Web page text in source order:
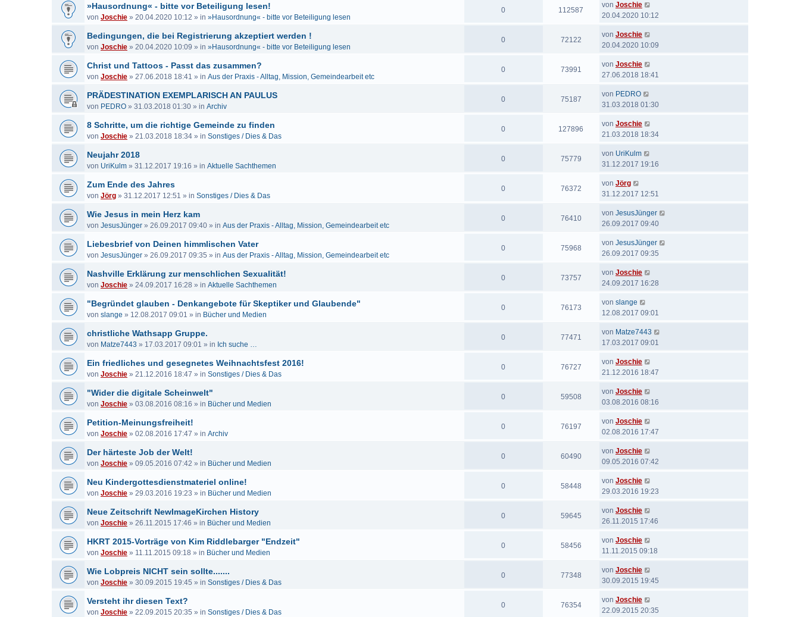
»Hausordnung« - bitte vor Beteiligung lesen!
von Joschie » 20.04.2020 10:12 » in »Hausordnung« - bitte vor Beteiligung lesen
0 112587
von Joschie
20.04.2020 10:12
Bedingungen, die bei Registrierung akzeptiert werden !
von Joschie » 20.04.2020 10:09 » in »Hausordnung« - bitte vor Beteiligung lesen
0 72122
von Joschie
20.04.2020 10:09
Christ und Tattoos - Passt das zusammen?
von Joschie » 27.06.2018 18:41 » in Aus der Praxis - Alltag, Mission, Gemeindearbeit etc
0 73991
von Joschie
27.06.2018 18:41
PRÄDESTINATION EXEMPLARISCH AN PAULUS
von PEDRO » 31.03.2018 01:30 » in Archiv
0 75187
von PEDRO
31.03.2018 01:30
8 Schritte, um die richtige Gemeinde zu finden
von Joschie » 21.03.2018 18:34 » in Sonstiges / Dies & Das
0 127896
von Joschie
21.03.2018 18:34
Neujahr 2018
von UriKulm » 31.12.2017 19:16 » in Aktuelle Sachthemen
0 75779
von UriKulm
31.12.2017 19:16
Zum Ende des Jahres
von Jörg » 31.12.2017 12:51 » in Sonstiges / Dies & Das
0 76372
von Jörg
31.12.2017 12:51
Wie Jesus in mein Herz kam
von JesusJünger » 26.09.2017 09:40 » in Aus der Praxis - Alltag, Mission, Gemeindearbeit etc
0 76410
von JesusJünger
26.09.2017 09:40
Liebesbrief von Deinen himmlischen Vater
von JesusJünger » 26.09.2017 09:35 » in Aus der Praxis - Alltag, Mission, Gemeindearbeit etc
0 75968
von JesusJünger
26.09.2017 09:35
Nashville Erklärung zur menschlichen Sexualität!
von Joschie » 24.09.2017 16:28 » in Aktuelle Sachthemen
0 73757
von Joschie
24.09.2017 16:28
"Begründet glauben - Denkangebote für Skeptiker und Glaubende"
von slange » 12.08.2017 09:01 » in Bücher und Medien
0 76173
von slange
12.08.2017 09:01
christliche Wathsapp Gruppe.
von Matze7443 » 17.03.2017 09:01 » in Ich suche …
0 77471
von Matze7443
17.03.2017 09:01
Ein friedliches und gesegnetes Weihnachtsfest 2016!
von Joschie » 21.12.2016 18:47 » in Sonstiges / Dies & Das
0 76727
von Joschie
21.12.2016 18:47
"Wider die digitale Scheinwelt"
von Joschie » 03.08.2016 08:16 » in Bücher und Medien
0 59508
von Joschie
03.08.2016 08:16
Petition-Meinungsfreiheit!
von Joschie » 02.08.2016 17:47 » in Archiv
0 76197
von Joschie
02.08.2016 17:47
Der härteste Job der Welt!
von Joschie » 09.05.2016 07:42 » in Bücher und Medien
0 60490
von Joschie
09.05.2016 07:42
Neu Kindergottesdienstmateriel online!
von Joschie » 29.03.2016 19:23 » in Bücher und Medien
0 58448
von Joschie
29.03.2016 19:23
Neue Zeitschrift NewImageKirchen History
von Joschie » 26.11.2015 17:46 » in Bücher und Medien
0 59645
von Joschie
26.11.2015 17:46
HKRT 2015-Vorträge von Kim Riddlebarger "Endzeit"
von Joschie » 11.11.2015 09:18 » in Bücher und Medien
0 58456
von Joschie
11.11.2015 09:18
Wie Lobpreis NICHT sein sollte.......
von Joschie » 30.09.2015 19:45 » in Sonstiges / Dies & Das
0 77348
von Joschie
30.09.2015 19:45
Versteht ihr diesen Text?
von Joschie » 22.09.2015 20:35 » in Sonstiges / Dies & Das
0 76354
von Joschie
22.09.2015 20:35